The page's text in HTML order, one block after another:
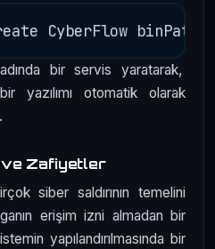
bir servis yaratarak,
yazılımı otomatik olarak
ve Zafiyetler
siber saldırının temelini
erişim izni almadan bir
yapılandırılmasında bir